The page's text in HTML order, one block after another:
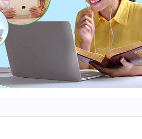
詢、尋求，能够悉心傾聽别人的
聰明的、是正確的，就能避免你走
做什麽事，不管是大事還是小事
這樣才能保證你做事更準確一些
解决敗壞性情，這是危險的事啊
能否認神、抵擋神、背叛神。敵